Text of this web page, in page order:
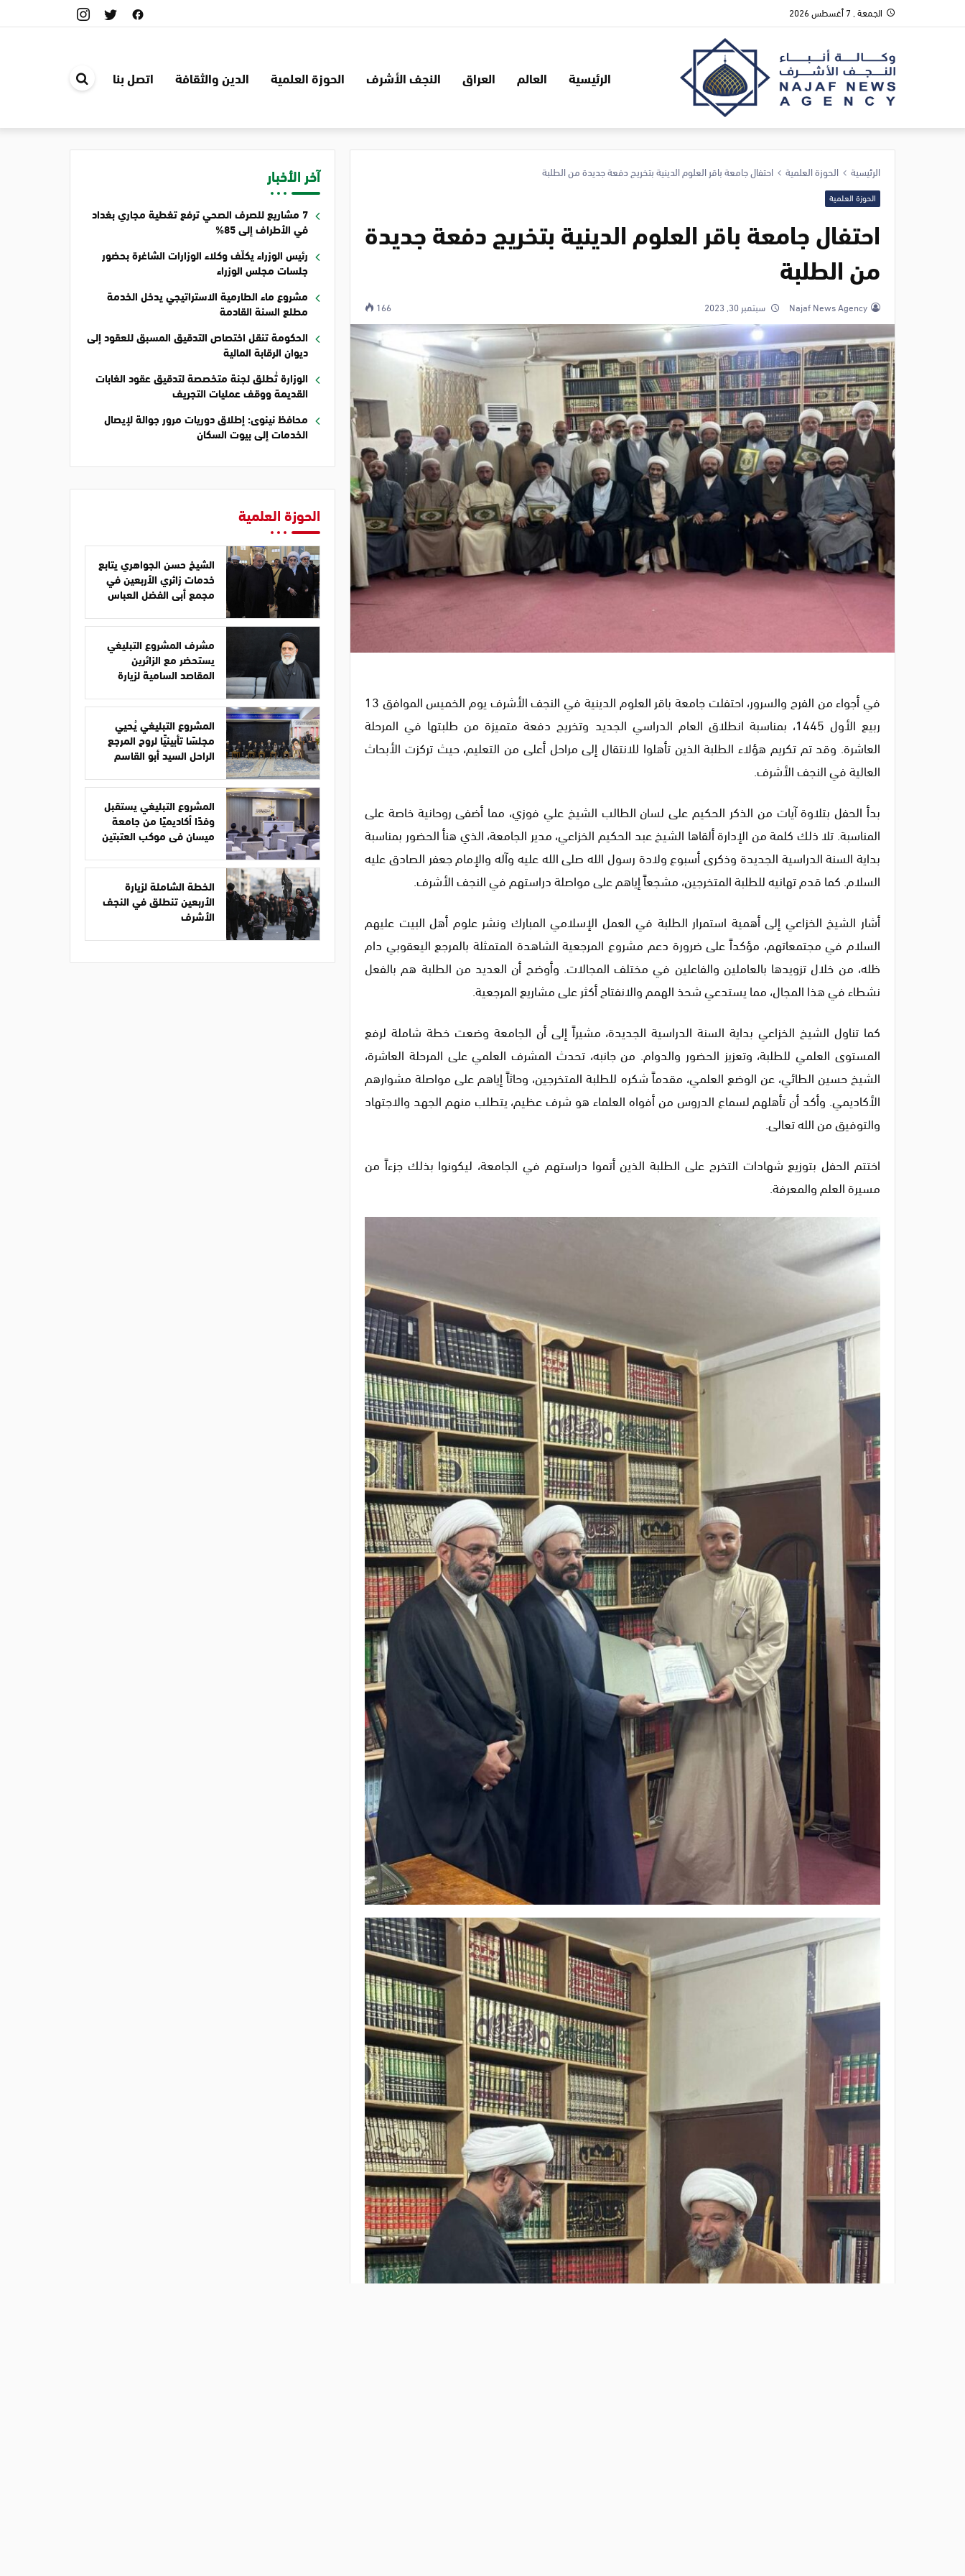
الجمعة , 7 أغسطس 2026
الرئيسية العالم العراق النجف الأشرف الحوزة العلمية الدين والثقافة اتصل بنا
الموقع
الرئيسية الحوزة العلمية احتفال جامعة باقر العلوم الدينية بتخريج دفعة جديدة من الطلبة
الحوزة العلمية
احتفال جامعة باقر العلوم الدينية بتخريج دفعة جديدة
من الطلبة
Najaf News Agency سبتمبر 30, 2023 166
في أجواء من الفرح والسرور، احتفلت جامعة باقر العلوم الدينية في النجف الأشرف يوم الخميس الموافق 13
ربيع الأول 1445، بمناسبة انطلاق العام الدراسي الجديد وتخريج دفعة متميزة من طلبتها في المرحلة
العاشرة. وقد تم تكريم هؤلاء الطلبة الذين تأهلوا للانتقال إلى مراحل أعلى من التعليم، حيث تركزت الأبحاث
العالية في النجف الأشرف.
بدأ الحفل بتلاوة آيات من الذكر الحكيم على لسان الطالب الشيخ علي فوزي، مما أضفى روحانية خاصة على
المناسبة. تلا ذلك كلمة من الإدارة ألقاها الشيخ عبد الحكيم الخزاعي، مدير الجامعة، الذي هنأ الحضور بمناسبة
بداية السنة الدراسية الجديدة وذكرى أسبوع ولادة رسول الله صلى الله عليه وآله والإمام جعفر الصادق عليه
السلام. كما قدم تهانيه للطلبة المتخرجين، مشجعاً إياهم على مواصلة دراستهم في النجف الأشرف.
أشار الشيخ الخزاعي إلى أهمية استمرار الطلبة في العمل الإسلامي المبارك ونشر علوم أهل البيت عليهم
السلام في مجتمعاتهم، مؤكداً على ضرورة دعم مشروع المرجعية الشاهدة المتمثلة بالمرجع اليعقوبي دام
ظله، من خلال تزويدها بالعاملين والفاعلين في مختلف المجالات. وأوضح أن العديد من الطلبة هم بالفعل
نشطاء في هذا المجال، مما يستدعي شحذ الهمم والانفتاح أكثر على مشاريع المرجعية.
كما تناول الشيخ الخزاعي بداية السنة الدراسية الجديدة، مشيراً إلى أن الجامعة وضعت خطة شاملة لرفع
المستوى العلمي للطلبة، وتعزيز الحضور والدوام. من جانبه، تحدث المشرف العلمي على المرحلة العاشرة،
الشيخ حسين الطائي، عن الوضع العلمي، مقدماً شكره للطلبة المتخرجين، وحاثاً إياهم على مواصلة مشوارهم
الأكاديمي. وأكد أن تأهلهم لسماع الدروس من أفواه العلماء هو شرف عظيم، يتطلب منهم الجهد والاجتهاد
والتوفيق من الله تعالى.
اختتم الحفل بتوزيع شهادات التخرج على الطلبة الذين أتموا دراستهم في الجامعة، ليكونوا بذلك جزءاً من
مسيرة العلم والمعرفة.
آخر الأخبار
7 مشاريع للصرف الصحي ترفع تغطية مجاري بغداد
في الأطراف إلى 85%
رئيس الوزراء يكلّف وكلاء الوزارات الشاغرة بحضور
جلسات مجلس الوزراء
مشروع ماء الطارمية الاستراتيجي يدخل الخدمة
مطلع السنة القادمة
الحكومة تنقل اختصاص التدقيق المسبق للعقود إلى
ديوان الرقابة المالية
الوزارة تُطلق لجنة متخصصة لتدقيق عقود الغابات
القديمة ووقف عمليات التجريف
محافظ نينوى: إطلاق دوريات مرور جوالة لإيصال
الخدمات إلى بيوت السكان
الحوزة العلمية
الشيخ حسن الجواهري يتابع
خدمات زائري الأربعين في
مجمع أبي الفضل العباس
مشرف المشروع التبليغي
يستحضر مع الزائرين
المقاصد السامية لزيارة
المشروع التبليغي يُحيي
مجلسًا تأبينيًّا لروح المرجع
الراحل السيد أبو القاسم
المشروع التبليغي يستقبل
وفدًا أكاديميًا من جامعة
ميسان في موكب العتبتين
الخطة الشاملة لزيارة
الأربعين تنطلق في النجف
الأشرف